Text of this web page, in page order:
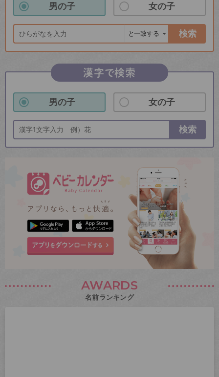
男の子 女の子
検索
漢字で検索
男の子 女の子
検索
AWARDS
名前ランキング